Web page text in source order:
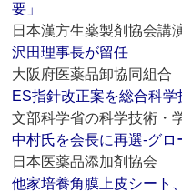
要」
日本漢方生薬製剤協会講
沢田理事長が留任
大阪府医薬品卸協同組合
ES指針改正案を総合科学
文部科学省の科学技術・
中村氏を会長に再選‐グ
日本医薬品添加剤協会
他家培養角膜上皮シート